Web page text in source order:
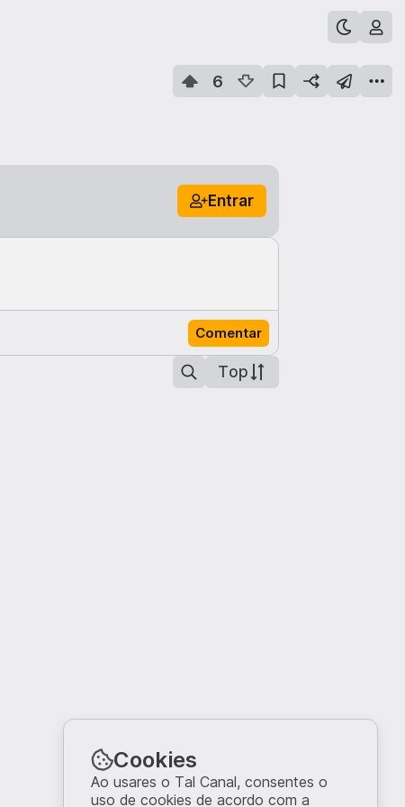
6
Entrar
Comentar
Top
Cookies
Ao usares o Tal Canal, consentes o
uso de cookies de acordo com a